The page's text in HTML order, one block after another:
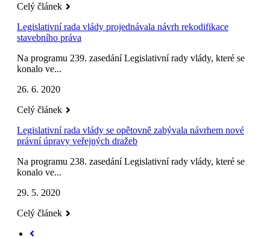
Celý článek
Legislativní rada vlády projednávala návrh rekodifikace
stavebního práva
Na programu 239. zasedání Legislativní rady vlády, které se
konalo ve...
26. 6. 2020
Celý článek
Legislativní rada vlády se opětovně zabývala návrhem nové
právní úpravy veřejných dražeb
Na programu 238. zasedání Legislativní rady vlády, které se
konalo ve...
29. 5. 2020
Celý článek